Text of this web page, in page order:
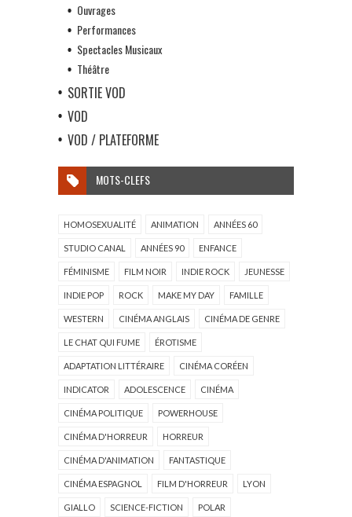
Ouvrages
Performances
Spectacles Musicaux
Théâtre
SORTIE VOD
VOD
VOD / PLATEFORME
MOTS-CLEFS
HOMOSEXUALITÉ ANIMATION ANNÉES 60
STUDIO CANAL ANNÉES 90 ENFANCE
FÉMINISME FILM NOIR INDIE ROCK JEUNESSE
INDIE POP ROCK MAKE MY DAY FAMILLE
WESTERN CINÉMA ANGLAIS CINÉMA DE GENRE
LE CHAT QUI FUME ÉROTISME
ADAPTATION LITTÉRAIRE CINÉMA CORÉEN
INDICATOR ADOLESCENCE CINÉMA
CINÉMA POLITIQUE POWERHOUSE
CINÉMA D'HORREUR HORREUR
CINÉMA D'ANIMATION FANTASTIQUE
CINÉMA ESPAGNOL FILM D'HORREUR LYON
GIALLO SCIENCE-FICTION POLAR